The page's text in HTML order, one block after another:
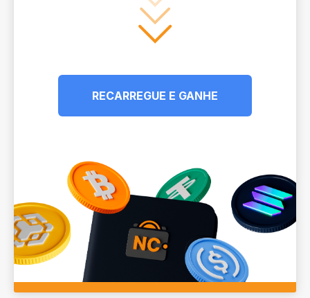
RECARREGUE E GANHE